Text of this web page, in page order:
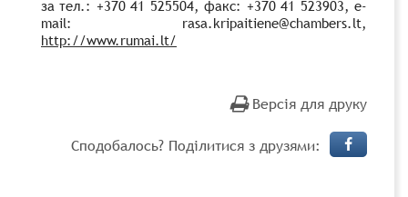
за тел.: +370 41 525504, факс: +370 41 523903, e-
mail: rasa.kripaitiene@chambers.lt,
http://www.rumai.lt/
Версія для друку
Сподобалось? Поділитися з друзями: